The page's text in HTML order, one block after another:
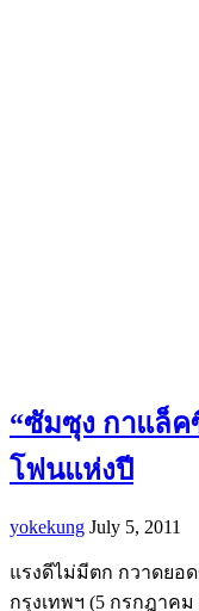
“ซัมซุง กาแล็ค
โฟนแห่งปี
yokekung July 5, 2011
แรงดีไม่มีตก กวาดยอ
กรุงเทพฯ (5 กรกฎาค